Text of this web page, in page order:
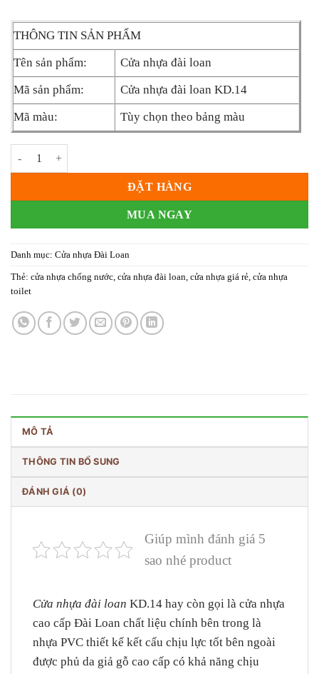
THÔNG TIN SẢN PHẨM
Tên sản phẩm:
Cửa nhựa đài loan
Mã sản phẩm:
Cửa nhựa đài loan KD.14
Mã màu:
Tùy chọn theo bảng màu
ĐẶT HÀNG
MUA NGAY
Danh mục: Cửa nhựa Đài Loan
Thẻ: cửa nhựa chống nước cửa nhựa đài loan cửa nhựa giá rẻ cửa nhựa
toilet
MÔ TẢ
THÔNG TIN BỔ SUNG
ĐÁNH GIÁ (0)
Giúp mình đánh giá 5
sao nhé product
Cửa nhựa đài loan KD.14 hay còn gọi là cửa nhựa
cao cấp Đài Loan chất liệu chính bên trong là
nhựa PVC thiết kế kết cấu chịu lực tốt bên ngoài
được phủ da giả gỗ cao cấp có khả năng chịu